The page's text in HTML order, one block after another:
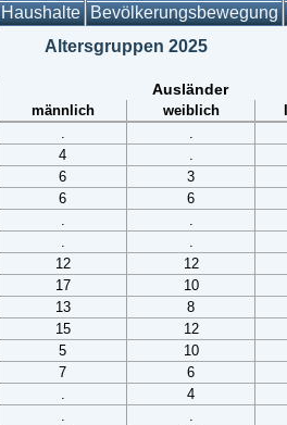
Haushalte Bevölkerungsbewegung
Altersgruppen 2025
Ausländer
männlich weiblich
. .
4 .
6 3
6 6
. .
. .
12 12
17 10
13 8
15 12
5 10
7 6
. 4
. .